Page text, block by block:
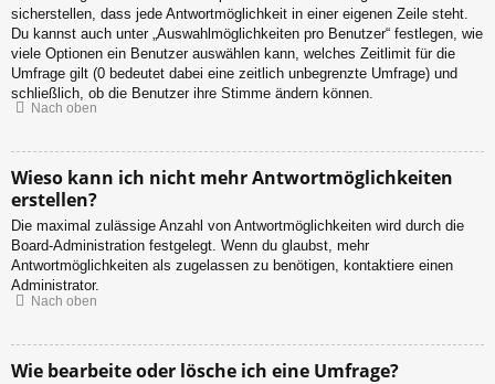
sicherstellen, dass jede Antwortmöglichkeit in einer eigenen Zeile steht.
Du kannst auch unter „Auswahlmöglichkeiten pro Benutzer“ festlegen, wie
viele Optionen ein Benutzer auswählen kann, welches Zeitlimit für die
Umfrage gilt (0 bedeutet dabei eine zeitlich unbegrenzte Umfrage) und
schließlich, ob die Benutzer ihre Stimme ändern können.
Nach oben
Wieso kann ich nicht mehr Antwortmöglichkeiten
erstellen?
Die maximal zulässige Anzahl von Antwortmöglichkeiten wird durch die
Board-Administration festgelegt. Wenn du glaubst, mehr
Antwortmöglichkeiten als zugelassen zu benötigen, kontaktiere einen
Administrator.
Nach oben
Wie bearbeite oder lösche ich eine Umfrage?